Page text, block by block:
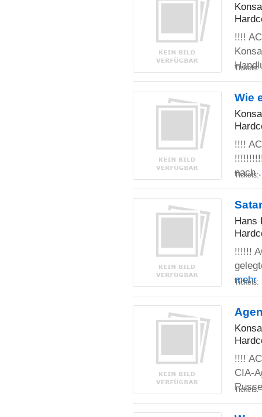
!!!!
Tickets:
Wie
!!!!
nach
Tickets:
Hans
!!!!!!
mehr
Tickets:
!!!!
CIA-
Tickets: